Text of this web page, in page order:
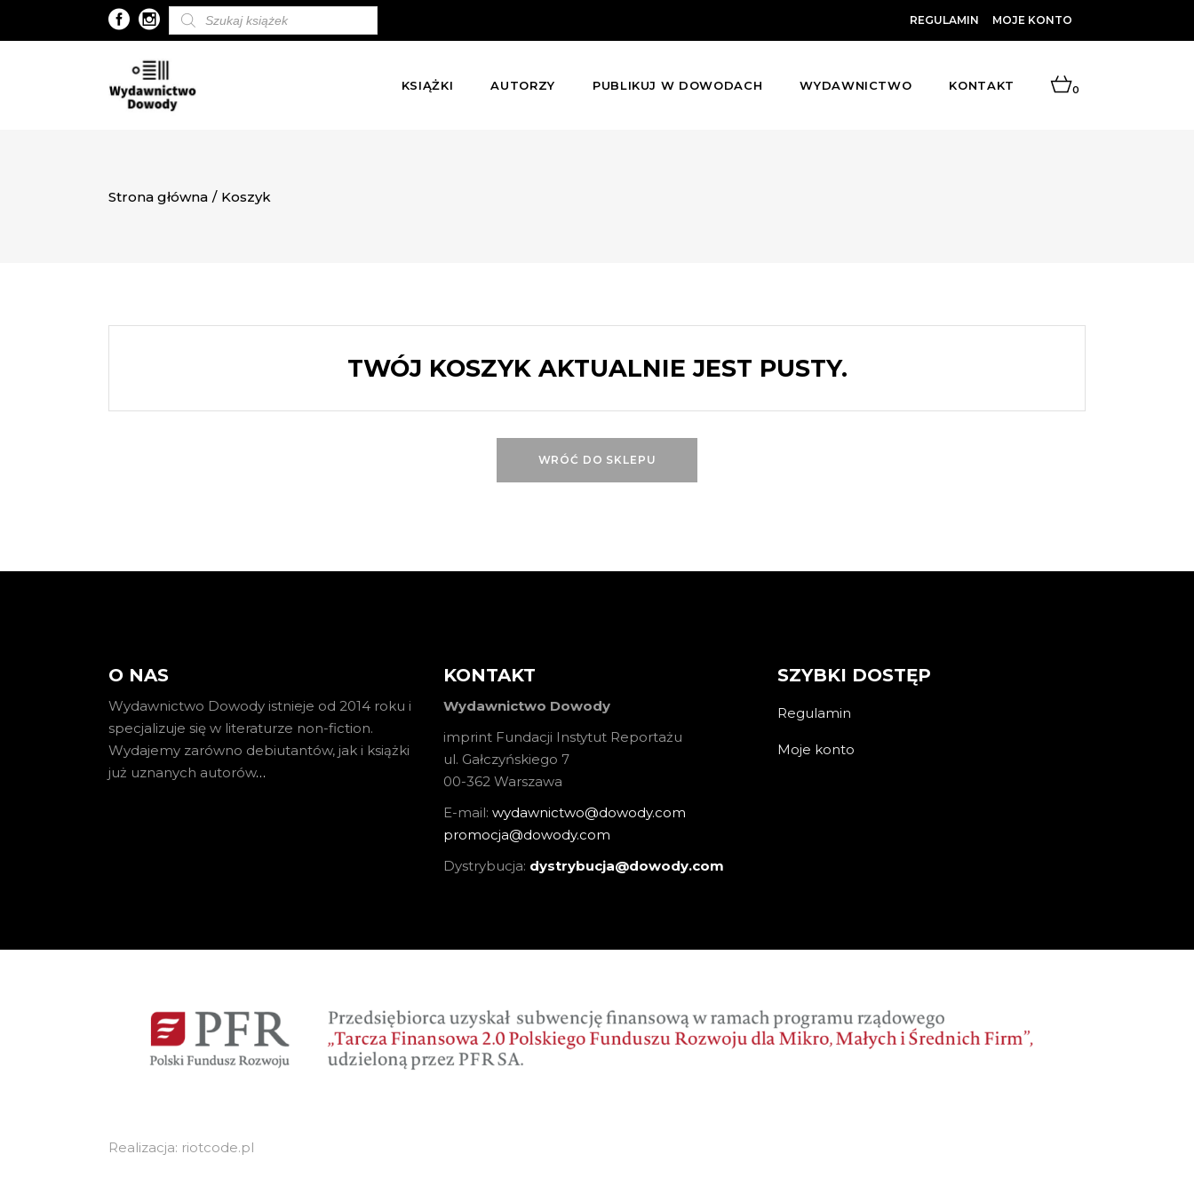
Wyszukiwarka
produktów
REGULAMIN MOJE KONTO
KSIĄŻKI AUTORZY PUBLIKUJ W DOWODACH WYDAWNICTWO KONTAKT 0
Strona główna / Koszyk
TWÓJ KOSZYK AKTUALNIE JEST PUSTY.
WRÓĆ DO SKLEPU
O NAS
Wydawnictwo Dowody istnieje od 2014 roku i
specjalizuje się w literaturze non-fiction.
Wydajemy zarówno debiutantów, jak i książki
już uznanych autorów…
KONTAKT
Wydawnictwo Dowody
imprint Fundacji Instytut Reportażu
ul. Gałczyńskiego 7
00-362 Warszawa
E-mail: wydawnictwo@dowody.com
promocja@dowody.com
Dystrybucja: dystrybucja@dowody.com
SZYBKI DOSTĘP
Regulamin
Moje konto
Realizacja: riotcode.pl